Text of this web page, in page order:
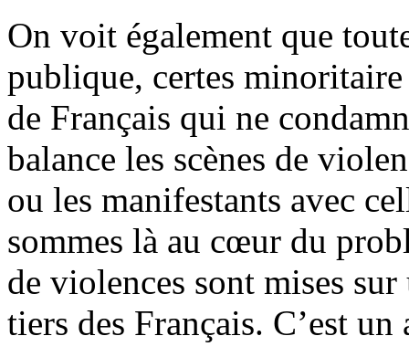
On voit également que
publique, certes
de Français qui ne
balance les scènes de
ou les manifestants avec
sommes là au cœur du
de violences sont mises
tiers des Français. C’est